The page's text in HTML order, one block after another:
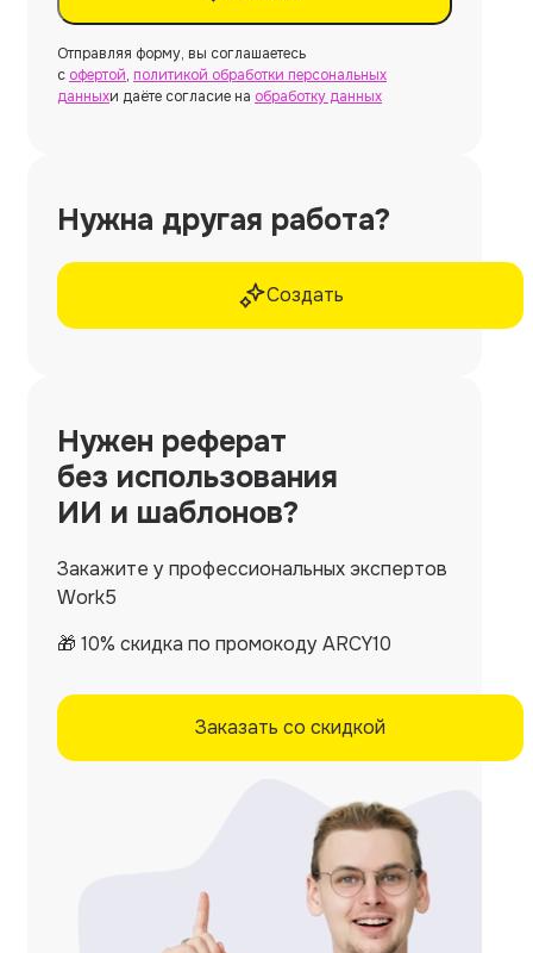
Отправляя форму, вы соглашаетесь
с офертой, политикой обработки персональных
данныхи даёте согласие на обработку данных
Нужна другая работа?
Создать
Нужен реферат
без использования
ИИ и шаблонов?
Закажите у профессиональных экспертов
Work5
🎁 10% скидка по промокоду ARCY10
Заказать со скидкой